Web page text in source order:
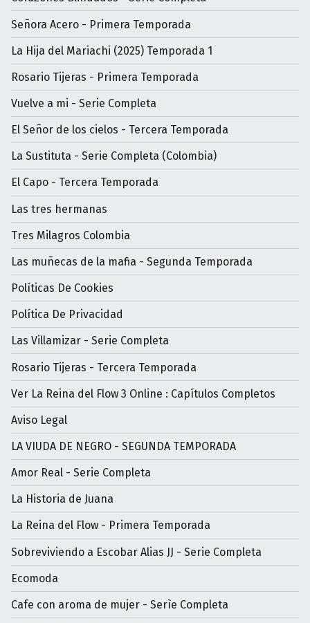
Señora Acero - Primera Temporada
La Hija del Mariachi (2025) Temporada 1
Rosario Tijeras - Primera Temporada
Vuelve a mi - Serie Completa
El Señor de los cielos - Tercera Temporada
La Sustituta - Serie Completa (Colombia)
El Capo - Tercera Temporada
Las tres hermanas
Tres Milagros Colombia
Las muñecas de la mafia - Segunda Temporada
Políticas De Cookies
Política De Privacidad
Las Villamizar - Serie Completa
Rosario Tijeras - Tercera Temporada
Ver La Reina del Flow 3 Online : Capítulos Completos
Aviso Legal
LA VIUDA DE NEGRO - SEGUNDA TEMPORADA
Amor Real - Serie Completa
La Historia de Juana
La Reina del Flow - Primera Temporada
Sobreviviendo a Escobar Alias JJ - Serie Completa
Ecomoda
Cafe con aroma de mujer - Serìe Completa